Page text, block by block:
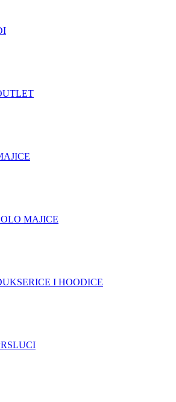
MAJICE
I HOODICE